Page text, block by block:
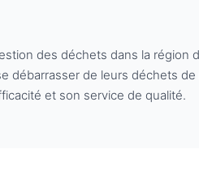
des déchets dans la région
débarrasser de leurs déchets de
et son service de qualité.